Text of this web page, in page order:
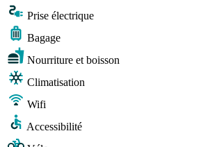
Prise électrique
Bagage
Nourriture et boisson
Climatisation
Wifi
Accessibilité